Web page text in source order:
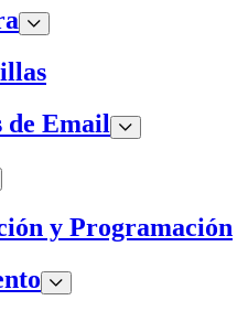
de Email
y Programación